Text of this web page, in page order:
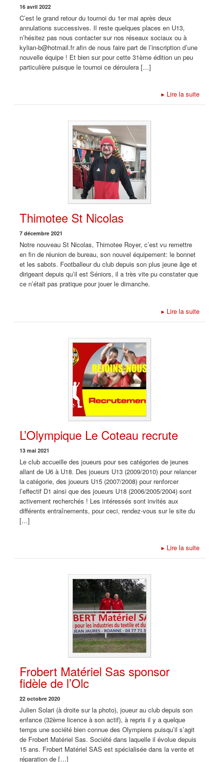
16 avril 2022
C’est le grand retour du tournoi du 1er mai après deux
annulations successives. Il reste quelques places en U13,
n’hésitez pas nous contacter sur nos réseaux sociaux ou à
kylian-b@hotmail.fr afin de nous faire part de l’inscription d’une
nouvelle équipe ! Et bien sur pour cette 31ème édition un peu
particulière puisque le tournoi ce déroulera […]
▸ Lire la suite
Thimotee St Nicolas
7 décembre 2021
Notre nouveau St Nicolas, Thimotee Royer, c’est vu remettre
en fin de réunion de bureau, son nouvel équipement: le bonnet
et les sabots. Footballeur du club depuis son plus jeune âge et
dirigeant depuis qu’il est Séniors, il a très vite pu constater que
ce n’était pas pratique pour jouer le dimanche.
▸ Lire la suite
L’Olympique Le Coteau recrute
13 mai 2021
Le club accueille des joueurs pour ses catégories de jeunes
allant de U6 à U18. Des joueurs U13 (2009/2010) pour relancer
la catégorie, des joueurs U15 (2007/2008) pour renforcer
l’effectif D1 ainsi que des joueurs U18 (2006/2005/2004) sont
activement recherchés ! Les intéressés sont invités aux
différents entraînements, pour ceci, rendez-vous sur le site du
[…]
▸ Lire la suite
Frobert Matériel Sas sponsor
fidèle de l’Olc
22 octobre 2020
Julien Solari (à droite sur la photo), joueur au club depuis son
enfance (32ème licence à son actif), à repris il y a quelque
temps une société bien connue des Olympiens puisqu’il s’agit
de Frobert Matériel Sas. Société dans laquelle il évolue depuis
15 ans. Frobert Matériel SAS est spécialisée dans la vente et
réparation de […]